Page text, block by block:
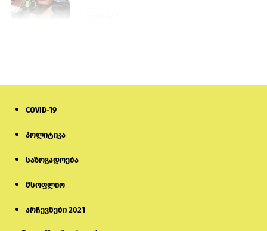
სომხეთში გამოძიება დაიწყო
COVID-19
პოლიტიკა
საზოგადოება
მსოფლიო
არჩევნები 2021